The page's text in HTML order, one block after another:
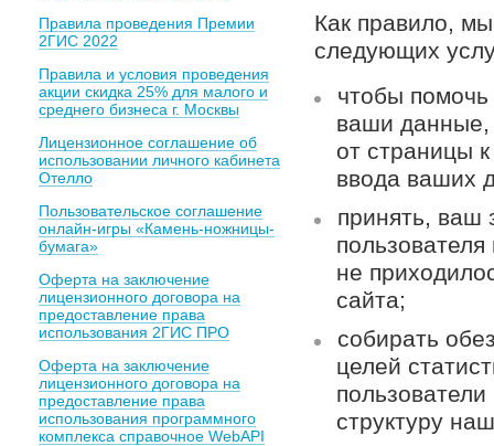
Правила проведения Премии
2ГИС 2022
Правила и условия проведения
акции скидка 25% для малого и
среднего бизнеса г. Москвы
Лицензионное соглашение об
использовании личного кабинета
Отелло
Пользовательское соглашение
онлайн-игры «Камень-ножницы-
бумага»
Оферта на заключение
лицензионного договора на
предоставление права
использования 2ГИС ПРО
Оферта на заключение
лицензионного договора на
предоставление права
использования программного
комплекса справочное WebAPI
Как правило,
следующих
чтобы
ваши данные,
от страницы
ввода ваших
принять, ваш
не
сайта;
собирать
целей
структуру